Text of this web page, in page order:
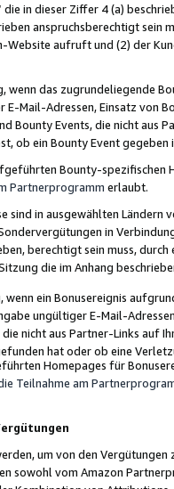
die in dieser Ziffer 4 (a)
anspruchsberechtigt sein
aufruft und (2) der
das zugrundeliegende
Mail-Adressen, Einsatz von
Bounty Events, die nicht
ob ein Bounty Event
Bounty-spezifischen
Partnerprogramm erlaubt.
sind in ausgewählten Ländern
in
berechtigt sein muss,
die im Anhang
ein Bonusereignis
ungültiger E-Mail-
nicht aus Partner-Links auf
hat oder ob eine
Homepages für
Teilnahme am
um von den
sowohl vom Amazon